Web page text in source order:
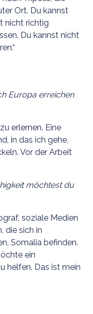
Ort. Du kannst
nicht richtig
Du kannst nicht
Europa erreichen
erlernen. Eine
in das ich gehe,
Vor der Arbeit
möchtest du
soziale Medien
die sich in
Somalia befinden.
ein
helfen. Das ist mein